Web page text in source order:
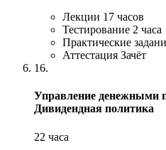
Лекции 17 часов
Тестирование 2 часа
Практические
Аттестация Зачёт
16.
Управление денежными
Дивидендная политика
22 часа